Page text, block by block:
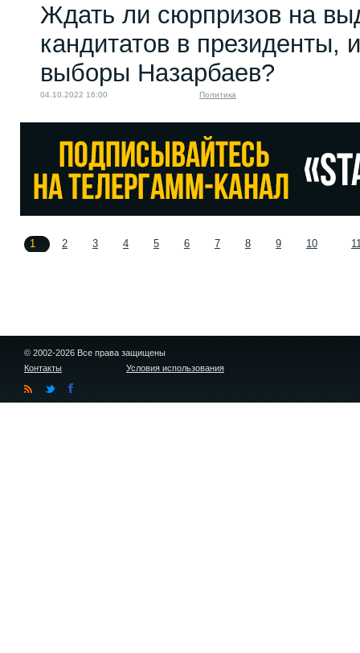
Ждать ли сюрпризов на
кандитатов в президенты,
выборы Назарбаев?
04.10.2022 16:00 Политика
1 2 3 4 5 6 7 8 9 10
© 2002-2026 Все права защищены
Контакты
Условия использования